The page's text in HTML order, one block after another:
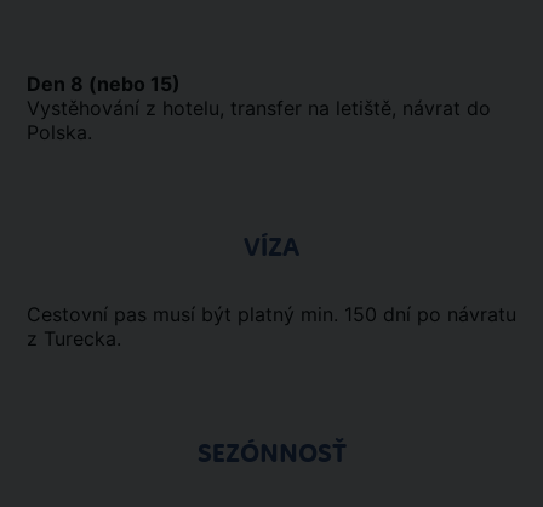
Den 8 (nebo 15)
Vystěhování z hotelu, transfer na letiště, návrat do
Polska.
VÍZA
Cestovní pas musí být platný min. 150 dní po návratu
z Turecka.
SEZÓNNOSŤ